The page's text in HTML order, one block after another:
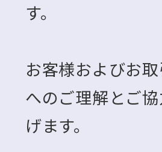
す。
お客様およびお
へのご理解とご
げます。